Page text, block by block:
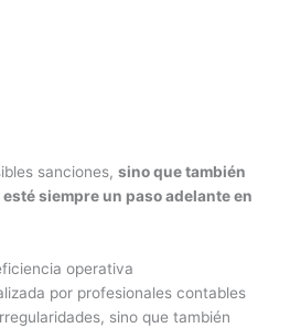
sanciones,sino que también
siempre un paso adelante en
operativa
por profesionales contables
sino que también